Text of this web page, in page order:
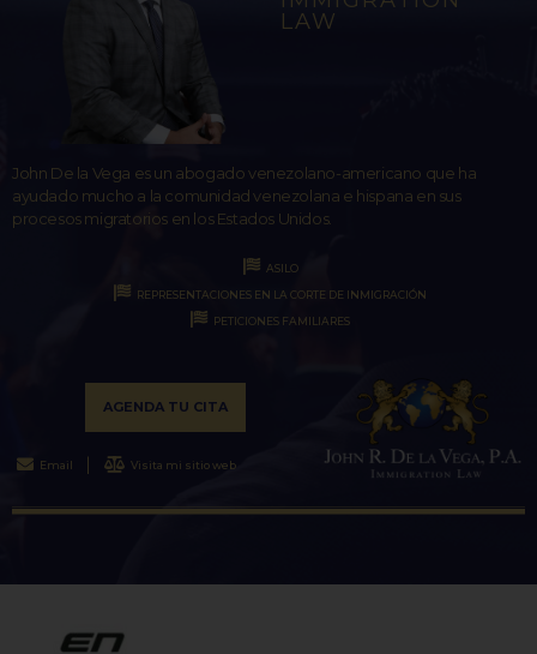
LAW
John De la Vega es un abogado venezolano-americano que ha
ayudado mucho a la comunidad venezolana e hispana en sus
procesos migratorios en los Estados Unidos.
ASILO
REPRESENTACIONES EN LA CORTE DE INMIGRACIÓN
PETICIONES FAMILIARES
AGENDA TU CITA
Email Visita mi sitio web